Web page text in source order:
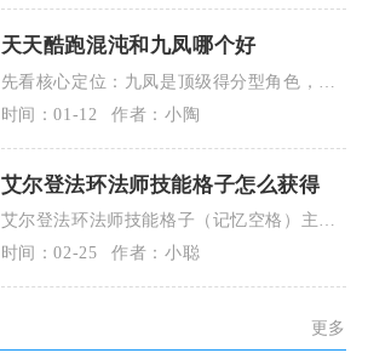
天天酷跑混沌和九凤哪个好
先看核心定位：九凤是顶级得分型角色，主
打经典模式爆分与高强度对抗；混沌为生存
向坐骑，侧重长
时间：01-12 作者：小陶
艾尔登法环法师技能格子怎么获得
艾尔登法环法师技能格子（记忆空格）主要
靠收集记忆石永久增加，初始2格，全收集8
颗记忆石后可
时间：02-25 作者：小聪
更多